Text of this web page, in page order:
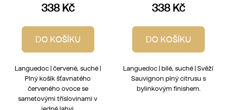
338 Kč
DO KOŠÍKU
Languedoc | červené, suché |
Plný košík šťavnatého
červeného ovoce se
sametovými tříslovinami v
338 Kč
DO KOŠÍKU
Languedoc | bílé, suché | Svěží
Sauvignon plný citrusu s
bylinkovým finishem.